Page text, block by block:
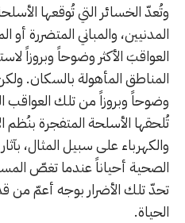
وتُعدّ الخسائر التي تُوقعها
المدنيين، والمباني المتضررة
العواقبَ الأكثر وضوحاً وبروزاً
المناطق المأهولة بالسكان.
وضوحاً وبروزاً من تلك العواقب
تُلحقها الأسلحة المتفجرة بنُظم
والكهرباء على سبيل المثال،
الصحية أحياناً عندما تغصّ
تحدّ تلك الأضرار بوجه أعمّ من
الحياة.